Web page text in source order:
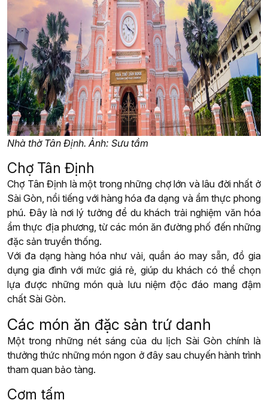
Nhà thờ Tân Định. Ảnh: Sưu tầm
Chợ Tân Định
Chợ Tân Định là một trong những chợ lớn và lâu đời nhất ở
Sài Gòn, nổi tiếng với hàng hóa đa dạng và ẩm thực phong
phú. Đây là nơi lý tưởng để du khách trải nghiệm văn hóa
ẩm thực địa phương, từ các món ăn đường phố đến những
đặc sản truyền thống.
Với đa dạng hàng hóa như vải, quần áo may sẵn, đồ gia
dụng gia đình với mức giá rẻ, giúp du khách có thể chọn
lựa được những món quà lưu niệm độc đáo mang đậm
chất Sài Gòn.
Các món ăn đặc sản trứ danh
Một trong những nét sáng của du lịch Sài Gòn chính là
thưởng thức những món ngon ở đây sau chuyến hành trình
tham quan bảo tàng.
Cơm tấm